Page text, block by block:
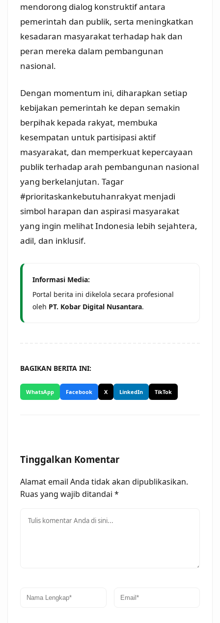
mendorong dialog konstruktif antara
pemerintah dan publik, serta meningkatkan
kesadaran masyarakat terhadap hak dan
peran mereka dalam pembangunan
nasional.
Dengan momentum ini, diharapkan setiap
kebijakan pemerintah ke depan semakin
berpihak kepada rakyat, membuka
kesempatan untuk partisipasi aktif
masyarakat, dan memperkuat kepercayaan
publik terhadap arah pembangunan nasional
yang berkelanjutan. Tagar
#prioritaskankebutuhanrakyat menjadi
simbol harapan dan aspirasi masyarakat
yang ingin melihat Indonesia lebih sejahtera,
adil, dan inklusif.
Informasi Media:
Portal berita ini dikelola secara profesional
oleh PT. Kobar Digital Nusantara.
BAGIKAN BERITA INI:
WhatsApp Facebook X LinkedIn TikTok
Tinggalkan Komentar
Alamat email Anda tidak akan dipublikasikan.
Ruas yang wajib ditandai *